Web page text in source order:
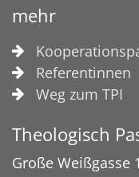
mehr
Referentinnen
Weg zum TPI
Theologisch
Große Weißgasse